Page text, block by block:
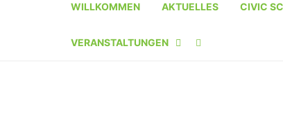
WILLKOMMEN AKTUELLES CIVIC
VERANSTALTUNGEN